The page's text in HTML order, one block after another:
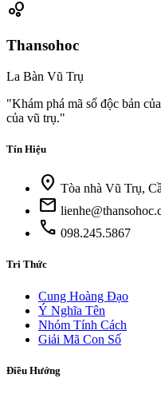
bubble_chart
Thansohoc
La Bàn Vũ Trụ
"Khám phá mã số độc bản
của vũ trụ."
Tín Hiệu
location_on Tòa nhà Vũ Trụ,
mail
call 098.245.5867
Tri Thức
Cung Hoàng Đạo
Ý Nghĩa Tên
Nhóm Tính Cách
Giải Mã Con Số
Điều Hướng